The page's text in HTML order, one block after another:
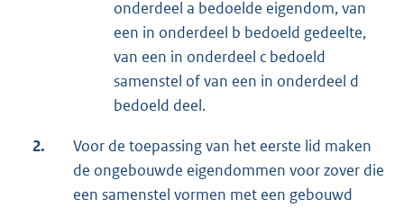
onderdeel a bedoelde eigendom, van
een in onderdeel b bedoeld gedeelte,
van een in onderdeel c bedoeld
samenstel of van een in onderdeel d
bedoeld deel.
2.
Voor de toepassing van het eerste lid maken
de ongebouwde eigendommen voor zover die
een samenstel vormen met een gebouwd